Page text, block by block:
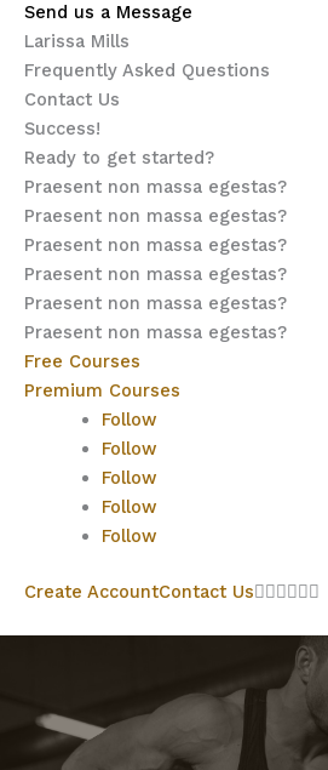
Send us a Message
Larissa Mills
Frequently Asked Questions
Contact Us
Success!
Ready to get started?
Praesent non massa egestas?
Praesent non massa egestas?
Praesent non massa egestas?
Praesent non massa egestas?
Praesent non massa egestas?
Praesent non massa egestas?
Free Courses
Premium Courses
Follow
Follow
Follow
Follow
Follow
Create AccountContact Us     